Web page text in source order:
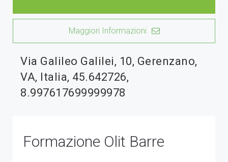
Maggiori Informazioni
Via Galileo Galilei, 10, Gerenzano,
VA, Italia, 45.642726,
8.997617699999978
Formazione Olit Barre